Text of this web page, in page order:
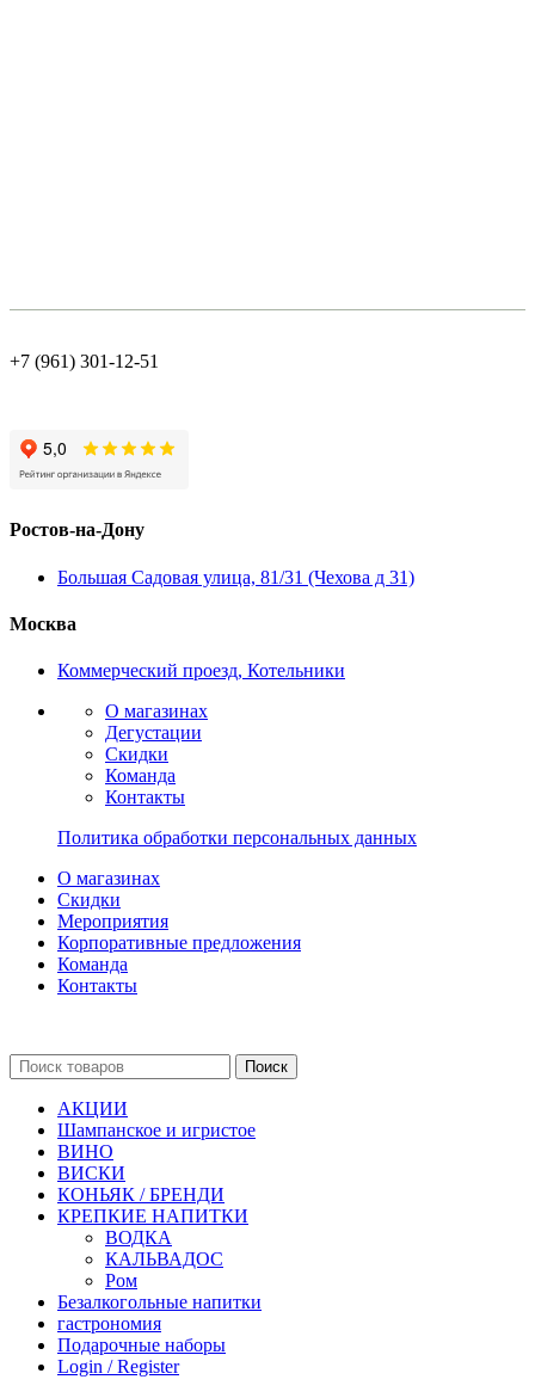
+7 (961) 301-12-51
Ростов-на-Дону
Большая Садовая улица, 81/31 (Чехова д 31)
Москва
Коммерческий проезд, Котельники
О магазинах
Дегустации
Скидки
Команда
Контакты
Политика обработки персональных данных
О магазинах
Скидки
Мероприятия
Корпоративные предложения
Команда
Контакты
Поиск
АКЦИИ
Шампанское и игристое
ВИНО
ВИСКИ
КОНЬЯК / БРЕНДИ
КРЕПКИЕ НАПИТКИ
ВОДКА
КАЛЬВАДОС
Ром
Безалкогольные напитки
гастрономия
Подарочные наборы
Login / Register